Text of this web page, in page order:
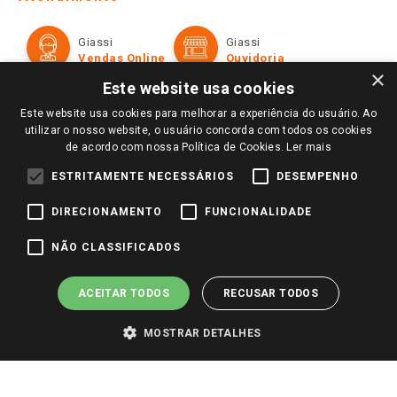
Televendas
Perguntas frequentes
Trabalhe Conosco
Identidade Visual
Formas de Pagamento
Políticas de entrega
Trocas e Devoluções
Giassi
Vendas Online
Giassi
Ouvidoria
Redes Sociais
Pagamento e Segurança
×
Este website usa cookies
Este website usa cookies para melhorar a experiência do usuário. Ao
utilizar o nosso website, o usuário concorda com todos os cookies
de acordo com nossa Política de Cookies. Ler mais
ESTRITAMENTE NECESSÁRIOS DESEMPENHO
DIRECIONAMENTO FUNCIONALIDADE
NÃO CLASSIFICADOS
ACEITAR TODOS RECUSAR TODOS
MOSTRAR DETALHES